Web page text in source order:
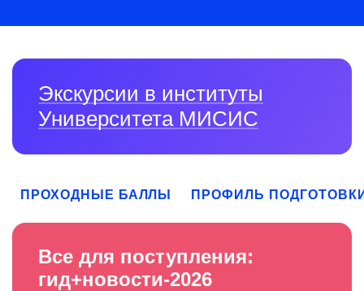
Экскурсии в институты
Университета МИСИС
ПРОХОДНЫЕ БАЛЛЫ ПРОФИЛЬ
Все для поступления:
гид+новости-2026